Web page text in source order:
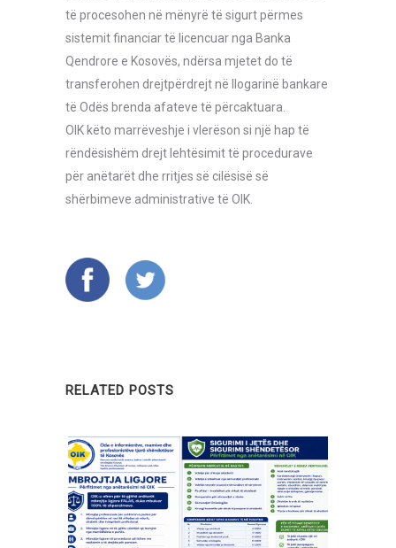
të procesohen në mënyrë të sigurt përmes
sistemit financiar të licencuar nga Banka
Qendrore e Kosovës, ndërsa mjetet do të
transferohen drejtpërdrejt në llogarinë bankare
të Odës brenda afateve të përcaktuara.
OIK këto marrëveshje i vlerëson si një hap të
rëndësishëm drejt lehtësimit të procedurave
për anëtarët dhe rritjes së cilësisë së
shërbimeve administrative të OIK.
RELATED POSTS